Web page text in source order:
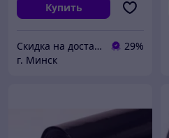
Купить
Скидка на доставку 21 векбай
29%
г. Минск